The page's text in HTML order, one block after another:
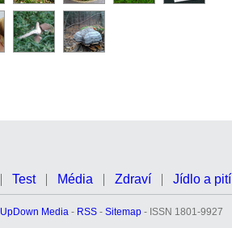
Test Média Zdraví Jídlo a pití
UpDown Media - RSS - Sitemap - ISSN 1801-9927